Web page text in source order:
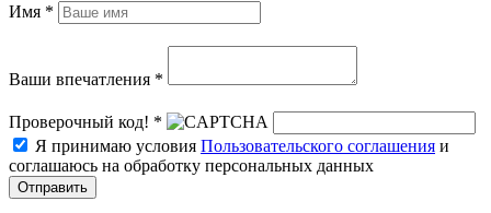
Имя *
Ваши впечатления *
Проверочный код! *
Я принимаю условия Пользовательского соглашения и
соглашаюсь на обработку персональных данных
Отправить